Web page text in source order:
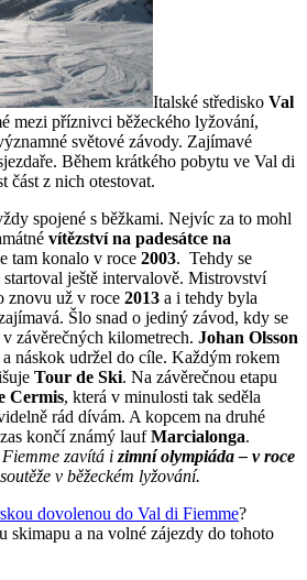
Italské středisko Val
mezi příznivci běžeckého lyžování,
světové závody. Zajímavé
Během krátkého pobytu ve Val di
část z nich otestovat.
spojené s běžkami. Nejvíc za to mohl
vítězství na padesátce na
tam konalo v roce 2003. Tehdy se
ještě intervalově. Mistrovství
znovu už v roce 2013 a i tehdy byla
Šlo snad o jediný závod, kdy se
závěrečných kilometrech. Johan Olsson
náskok udržel do cíle. Každým rokem
Tour de Ski. Na závěrečnou etapu
Cermis, která v minulosti tak seděla
rád dívám. A kopcem na druhé
zas končí známý laufMarcialonga.
zavítá i zimní olympiáda – v roce
v běžeckém lyžování.
dovolenou do Val di Fiemme?
skimapu a na volné zájezdy do tohoto